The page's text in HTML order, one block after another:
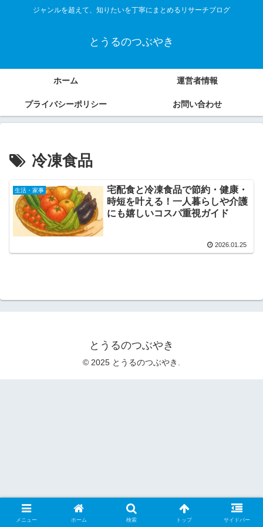
ジャンルを超えて、知りたいを丁寧にまとめるリサーチブログ
とうるのつぶやき
ホーム 運営者情報
プライバシーポリシー お問い合わせ
冷凍食品
生活・家事
宅配食と冷凍食品で節約・健康・
時短を叶える！一人暮らしや介護
にも嬉しいコスパ重視ガイド
2026.01.25
とうるのつぶやき
© 2025 とうるのつぶやき.
メニュー ホーム 検索 トップ サイドバー